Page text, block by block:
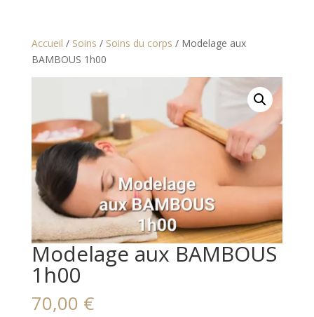
Accueil / Soins / Soins du corps / Modelage aux
BAMBOUS 1h00
Modelage aux BAMBOUS
1h00
70,00 €